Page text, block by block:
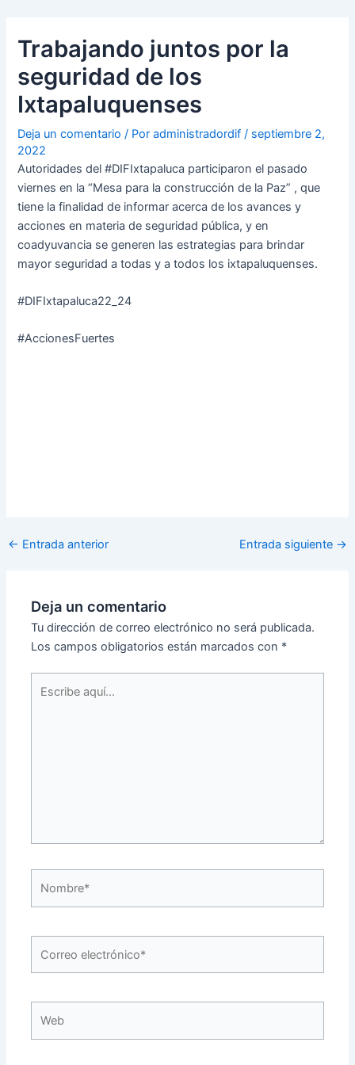
contenido
Trabajando juntos por la
seguridad de los
Ixtapaluquenses
Deja un comentario / Poradministradordif/ septiembre 2,
2022
Autoridades del #DIFIxtapaluca participaron el pasado
viernes en la “Mesa para la construcción de la Paz” , que
tiene la finalidad de informar acerca de los avances y
acciones en materia de seguridad pública, y en
coadyuvancia se generen las estrategias para brindar
mayor seguridad a todas y a todos los ixtapaluquenses.
#DIFIxtapaluca22_24
#AccionesFuertes
entradas
← Entrada anterior Entrada siguiente →
Deja un comentario
Tu dirección de correo electrónico no será publicada.
Los campos obligatorios están marcados con *
electrónico*